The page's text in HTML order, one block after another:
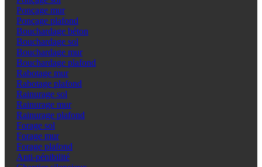
Ponçage mur
Ponçage plafond
Bouchardage béton
Bouchardage sol
Bouchardage mur
Bouchardage plafond
Rabotage mur
Rabotage plafond
Rainurage sol
Rainurage mur
Rainurage plafond
Forage sol
Forage mur
Forage plafond
Anti-pénibilité